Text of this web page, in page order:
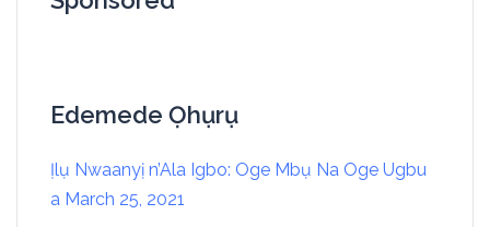
Edemede Ọhụrụ
Ịlụ Nwaanyị n’Ala Igbo: Oge Mbụ Na Oge Ugbu
a March 25, 2021